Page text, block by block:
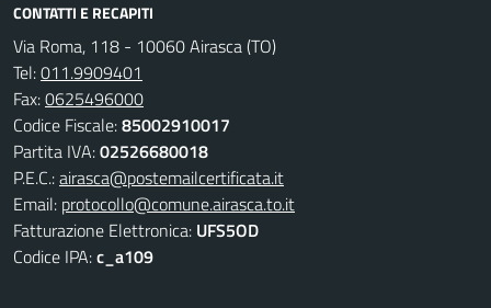
CONTATTI E RECAPITI
Via Roma, 118 - 10060 Airasca (TO)
Tel:011.9909401
Fax:0625496000
Codice Fiscale:85002910017
Partita IVA:02526680018
P.E.C.:airasca@postemailcertificata.it
Email: protocollo@comune.airasca.to.it
Fatturazione Elettronica: UFS5OD
Codice IPA:c_a109